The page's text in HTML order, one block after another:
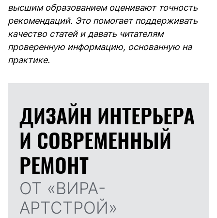
высшим образованием оценивают точность
рекомендаций. Это помогает поддерживать
качество статей и давать читателям
проверенную информацию, основанную на
практике.
ДИЗАЙН ИНТЕРЬЕРА
И СОВРЕМЕННЫЙ
РЕМОНТ
ОТ «ВИРА-
АРТСТРОЙ»